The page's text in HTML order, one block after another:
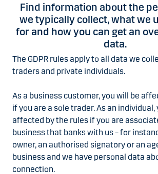
Find information about the
we typically collect, what we
for and how you can get an
data.
The GDPR rules apply to all data we
traders and private individuals.
As a business customer, you will be
if you are a sole trader. As an individual,
affected by the rules if you are
business that banks with us – for
owner, an authorised signatory or an
business and we have personal data
connection.